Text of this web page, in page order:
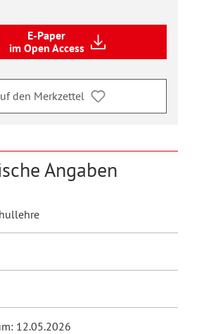
E-Paper
im Open Access
den Merkzettel
Angaben
12.05.2026